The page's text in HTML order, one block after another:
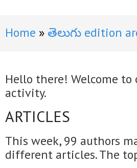
Home తెలుగు edition
Hello there! Welcome
activity.
ARTICLES
This week, 99 authors
different articles. The